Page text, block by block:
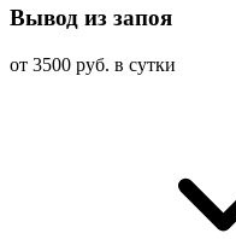
Вывод из запоя
от 3500 руб. в сутки